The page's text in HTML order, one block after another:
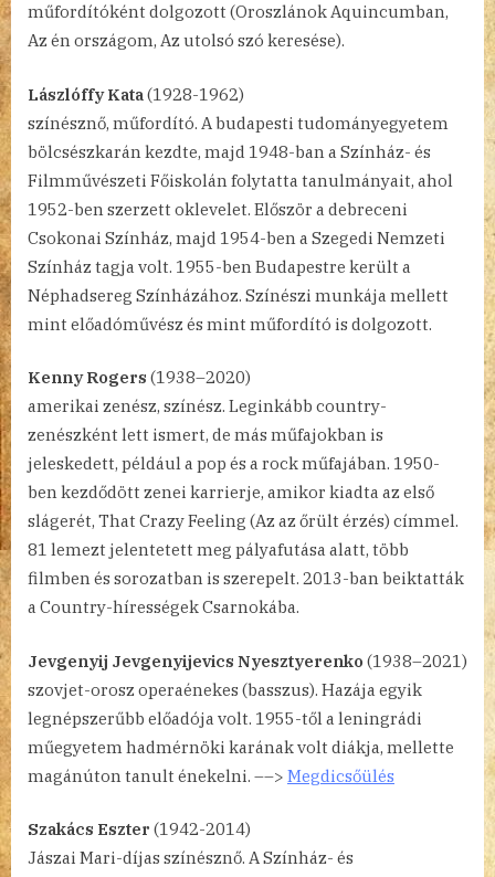
műfordítóként dolgozott (Oroszlánok Aquincumban,
Az én országom, Az utolsó szó keresése).
Lászlóffy Kata(1928-1962)
színésznő, műfordító. A budapesti tudományegyetem
bölcsészkarán kezdte, majd 1948-ban a Színház- és
Filmművészeti Főiskolán folytatta tanulmányait, ahol
1952-ben szerzett oklevelet. Először a debreceni
Csokonai Színház, majd 1954-ben a Szegedi Nemzeti
Színház tagja volt. 1955-ben Budapestre került a
Néphadsereg Színházához. Színészi munkája mellett
mint előadóművész és mint műfordító is dolgozott.
Kenny Rogers (1938–2020)
amerikai zenész, színész. Leginkább country-
zenészként lett ismert, de más műfajokban is
jeleskedett, például a pop és a rock műfajában. 1950-
ben kezdődött zenei karrierje, amikor kiadta az első
slágerét, That Crazy Feeling (Az az őrült érzés) címmel.
81 lemezt jelentetett meg pályafutása alatt, több
filmben és sorozatban is szerepelt. 2013-ban beiktatták
a Country-hírességek Csarnokába.
Jevgenyij Jevgenyijevics Nyesztyerenko (1938–2021)
szovjet-orosz operaénekes (basszus). Hazája egyik
legnépszerűbb előadója volt. 1955-től a leningrádi
műegyetem hadmérnöki karának volt diákja, mellette
magánúton tanult énekelni. ––> Megdicsőülés
Szakács Eszter (1942-2014)
Jászai Mari-díjas színésznő. A Színház- és